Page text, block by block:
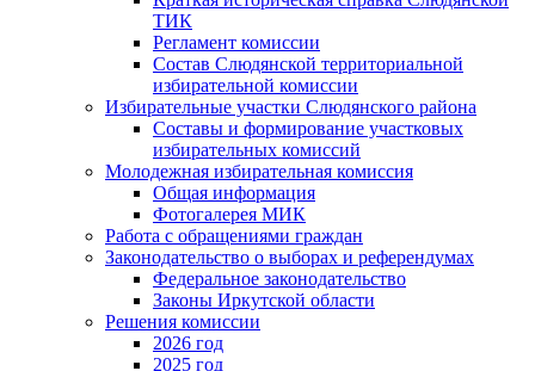
ТИК
Регламент комиссии
Состав Слюдянской территориальной
избирательной комиссии
Избирательные участки Слюдянского района
Составы и формирование участковых
избирательных комиссий
Молодежная избирательная комиссия
Общая информация
Фотогалерея МИК
Работа с обращениями граждан
Законодательство о выборах и референдумах
Федеральное законодательство
Законы Иркутской области
Решения комиссии
2026 год
2025 год